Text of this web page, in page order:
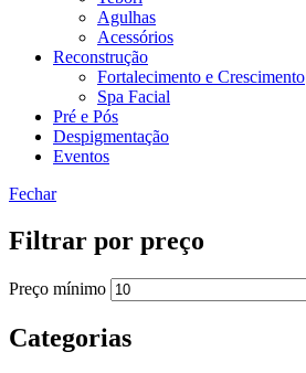
Agulhas
Acessórios
Reconstrução
Fortalecimento e Crescimento
Spa Facial
Pré e Pós
Despigmentação
Eventos
Fechar
Filtrar por preço
Preço mínimo
Categorias